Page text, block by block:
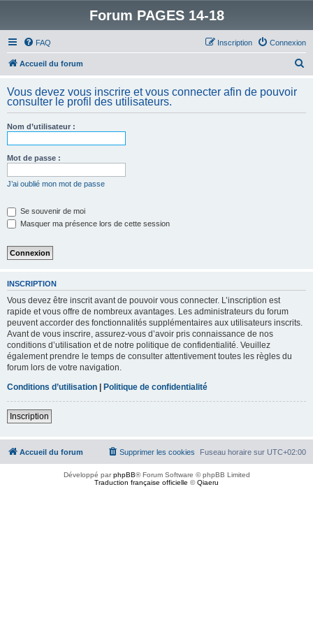
Forum PAGES 14-18
FAQ Connexion
Inscription
Accueil du forum
h
Vous devez vous inscrire et vous connecter afin de pouvoir
consulter le profil des utilisateurs.
Nom d’utilisateur :
Mot de passe :
J’ai oublié mon mot de passe
Se souvenir de moi
Masquer ma présence lors de cette session
INSCRIPTION
Vous devez être inscrit avant de pouvoir vous connecter. L’inscription est
rapide et vous offre de nombreux avantages. Les administrateurs du forum
peuvent accorder des fonctionnalités supplémentaires aux utilisateurs inscrits.
Avant de vous inscrire, assurez-vous d’avoir pris connaissance de nos
conditions d’utilisation et de notre politique de confidentialité. Veuillez
également prendre le temps de consulter attentivement toutes les règles du
forum lors de votre navigation.
Conditions d’utilisation | Politique de confidentialité
Inscription
Accueil du forum Fuseau horaire sur UTC+02:00
Supprimer les cookies
Développé parphpBB® Forum Software © phpBB Limited
Traduction française officielle ©Qiaeru